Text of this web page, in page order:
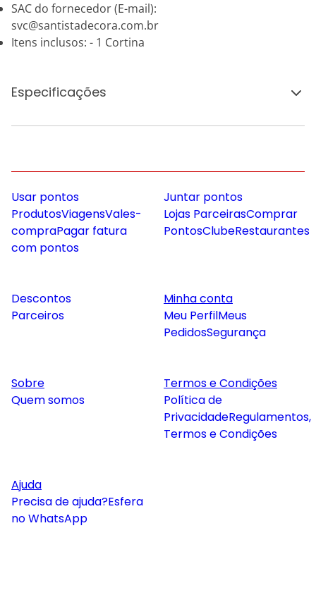
SAC do fornecedor (E-mail):
svc@santistadecora.com.br
Itens inclusos: - 1 Cortina
Especificações
Usar pontos
ProdutosViagensVales-
compraPagar fatura
com pontos
Juntar pontos
Lojas ParceirasComprar
PontosClubeRestaurantes
Descontos
Parceiros
Minha conta
Meu PerfilMeus
PedidosSegurança
Sobre
Quem somos
Termos e Condições
Política de
PrivacidadeRegulamentos,
Termos e Condições
Ajuda
Precisa de ajuda?Esfera
no WhatsApp